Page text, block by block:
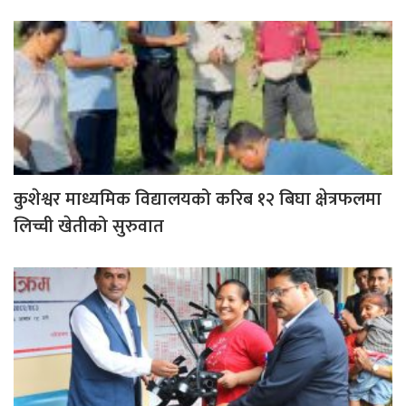
कुशेश्वर माध्यमिक विद्यालयको करिब १२ बिघा क्षेत्रफलमा
लिच्ची खेतीको सुरुवात